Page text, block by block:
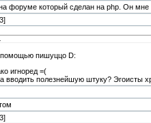
форуме который сделан на php. Он мне
помощью пишуццо D:
игноред =(
полезнейшую штуку? Эгоисты